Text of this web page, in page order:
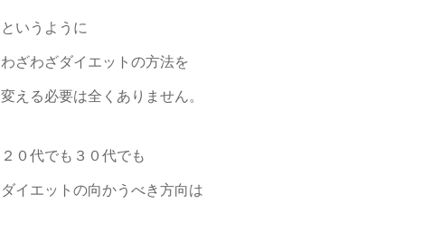
というように
わざわざダイエットの方法を
変える必要は全くありません。
２０代でも３０代でも
ダイエットの向かうべき方向は